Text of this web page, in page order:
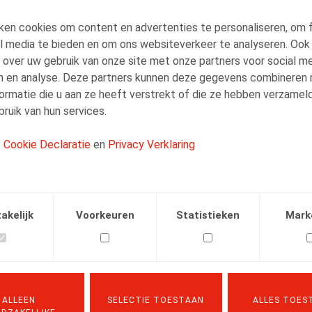
cookies om content en advertenties te personaliseren, om
media te bieden en om ons websiteverkeer te analyseren.
uw gebruik van onze site met onze partners voor social
en analyse. Deze partners kunnen deze gegevens combineren
die u aan ze heeft verstrekt of die ze hebben
van hun services.
Cookie Declaratie en Privacy Verklaring
Voorkeuren Statistieken
ALLEEN
SELECTIE TOESTAAN ALLES
06/2025
Messous
Medewerker